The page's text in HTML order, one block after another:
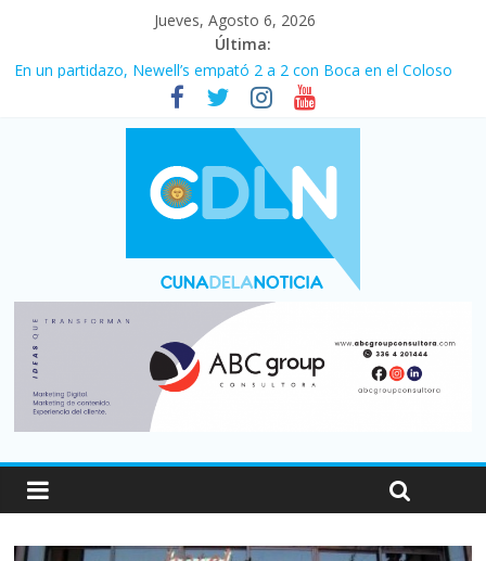
Jueves, Agosto 6, 2026
Última:
Pullaro mejora sus relaciones con el Gobierno nacional
En un partidazo, Newell’s empató 2 a 2 con Boca en el Coloso
Vacaciones de invierno con más movimiento y consumo
turístico: 4,6 millones de personas viajaron por el país, un 5,9%
Fuerte caída de la venta de autos usados en julio: bajó un 12,6%
Central venció 1 a 0 al River de Coudet en el Monumental